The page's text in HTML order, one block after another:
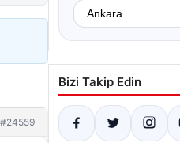
#24559
Bizi Takip Edin